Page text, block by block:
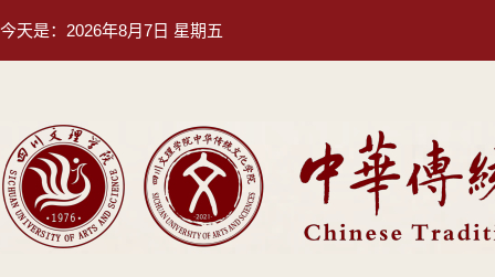
今天是： 2026年8月7日 星期五